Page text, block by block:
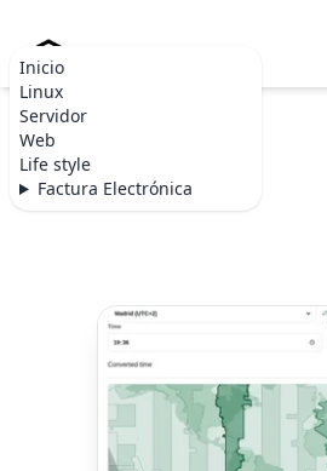
Inicio
Linux
Servidor
Web
Life style
Factura Electrónica